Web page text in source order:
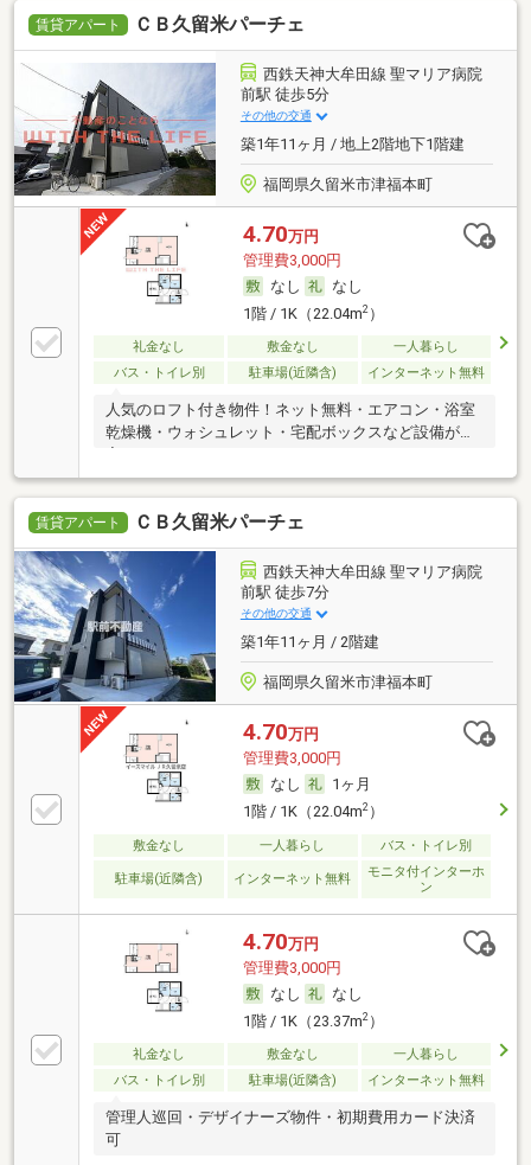
賃貸アパート ＣＢ久留米パーチェ
西鉄天神大牟田線 聖マリア病院
前駅 徒歩5分
その他の交通
築1年11ヶ月 / 地上2階地下1階建
福岡県久留米市津福本町
4.70万円
管理費3,000円
なし
なし
1階 / 1K（22.04m2）
礼金なし 敷金なし
一人暮らし
バス・トイレ別
駐車場(近隣含) インターネット無料
人気のロフト付き物件！ネット無料・エアコン・浴室
乾燥機・ウォシュレット・宅配ボックスなど設備が充
賃貸アパート ＣＢ久留米パーチェ
西鉄天神大牟田線 聖マリア病院
前駅 徒歩7分
その他の交通
築1年11ヶ月 / 2階建
福岡県久留米市津福本町
4.70万円
管理費3,000円
なし
1ヶ月
1階 / 1K（22.04m2）
敷金なし 一人暮らし バス・トイレ別
駐車場(近隣含) インターネット無料
モニタ付インターホ
ン
4.70万円
管理費3,000円
なし
なし
1階 / 1K（23.37m2）
礼金なし 敷金なし
一人暮らし
バス・トイレ別
駐車場(近隣含) インターネット無料
管理人巡回・デザイナーズ物件・初期費用カード決済
可